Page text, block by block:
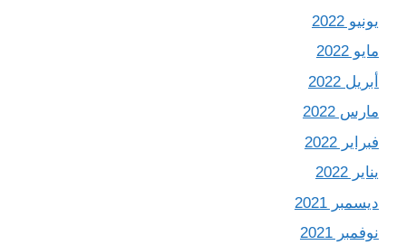
يونيو 2022
مايو 2022
أبريل 2022
مارس 2022
فبراير 2022
يناير 2022
ديسمبر 2021
نوفمبر 2021